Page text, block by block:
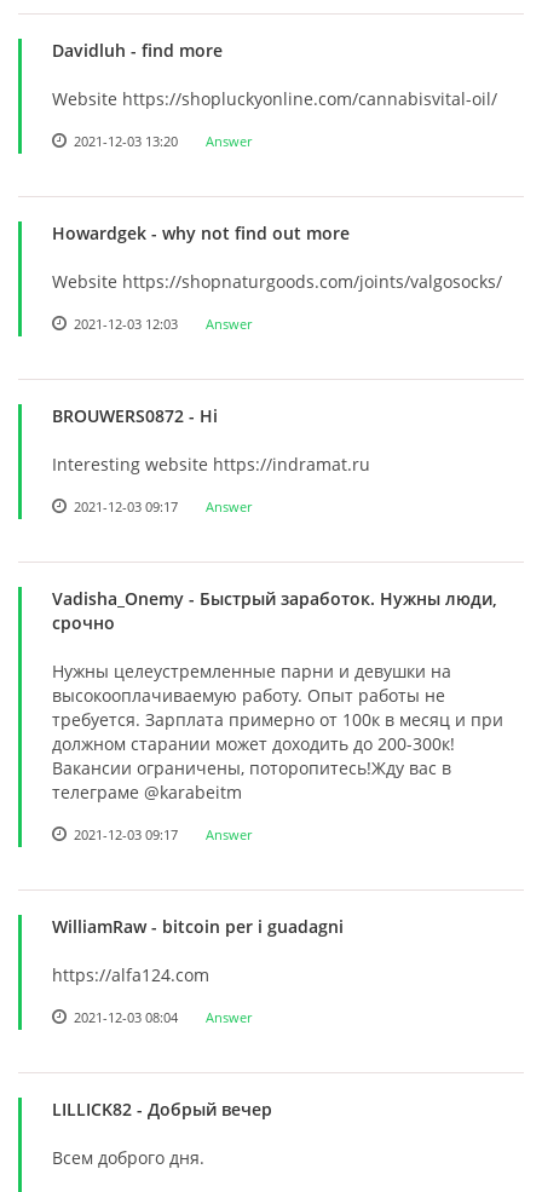
Davidluh - find more
Website https://shopluckyonline.com/cannabisvital-oil/
2021-12-03 13:20 Answer
Howardgek - why not find out more
Website https://shopnaturgoods.com/joints/valgosocks/
2021-12-03 12:03 Answer
BROUWERS0872 - Hi
Interesting website https://indramat.ru
2021-12-03 09:17 Answer
Vadisha_Onemy - Быстрый заработок. Нужны люди,
срочно
Нужны целеустремленные парни и девушки на
высокооплачиваемую работу. Опыт работы не
требуется. Зарплата примерно от 100к в месяц и при
должном старании может доходить до 200-300к!
Вакансии ограничены, поторопитесь!Жду вас в
телеграме @karabeitm
2021-12-03 09:17 Answer
WilliamRaw- bitcoin per i guadagni
https://alfa124.com
2021-12-03 08:04 Answer
LILLICK82 - Добрый вечер
Всем доброго дня.